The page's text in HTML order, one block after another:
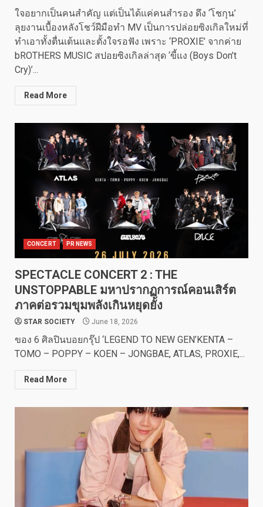
ใจอยากเป็นคนสำคัญ แต่เป็นได้แค่คนสำรอง ดึง ‘โชกุน’
ลุยงานเบื้องหลังโชว์ฝีมือทำ MV เป็นการปล่อยซิงเกิลใหม่ที่
ทำเอาทั้งตื่นเต้นและตั้งใจรอฟัง เพราะ ‘PROXIE’ จากค่าย
bROTHERS MUSIC สปอยซิงเกิลล่าสุด ‘ขี้แง (Boys Don’t
Cry)’...
Read More
CONCERT PR NEWS
SPECTACLE CONCERT 2 : THE
UNSTOPPABLE มหาปรากฏการณ์คอนเสิร์ต
ภาคต่อรวมขุมพลังเกินหยุดยั้ง
STAR SOCIETY June 18, 2026
ของ 6 ศิลปินบอยกรุ๊ป ‘LEGEND TO NEW GEN’KENTA –
TOMO – POPPY – KOEN – JONGBAE, ATLAS, PROXIE,...
Read More